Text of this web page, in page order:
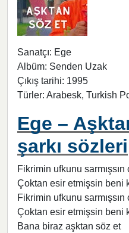
Sanatçı: Ege
Albüm: Senden Uzak
Çıkış tarihi: 1995
Türler: Arabesk, Turkish
Ege –
şarkı sözleri
Fikrimin ufkunu sarmışsın
Çoktan esir etmişsin beni
Fikrimin ufkunu sarmışsın
Çoktan esir etmişsin beni
Bana biraz aşktan söz et